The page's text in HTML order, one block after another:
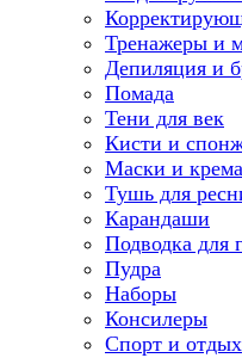
Тренажеры и
Депиляция и
Помада
Тени для век
Кисти и
Маски и крема
Тушь для
Карандаши
Подводка для
Пудра
Наборы
Консилеры
Спорт и отдых